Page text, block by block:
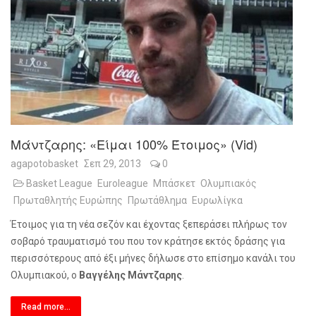
Μάντζαρης: «Είμαι 100% Έτοιμος» (vid)
agapotobasket Σεπ 29, 2013
0
Basket League
Euroleague Μπάσκετ Ολυμπιακός
Πρωταθλητής Ευρώπης
Πρωτάθλημα Ευρωλίγκα
Έτοιμος για τη νέα σεζόν και έχοντας ξεπεράσει πλήρως τον
σοβαρό τραυματισμό του που τον κράτησε εκτός δράσης για
περισσότερους από έξι μήνες δήλωσε στο επίσημο κανάλι του
Ολυμπιακού, ο Βαγγέλης Μάντζαρης
Read more...